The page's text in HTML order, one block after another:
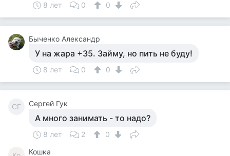
8 лет 0 0
Быченко Александр
У на жара +35. Займу, но пить не буду!
8 лет 0 0
СГ Сергей Гук
А много занимать - то надо?
8 лет 2 0
Кошка